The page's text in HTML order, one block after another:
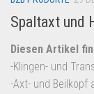
Newsletter
Spaltaxt und
Diesen Artikel
-Klingen- und
-Axt- und Beilkopf